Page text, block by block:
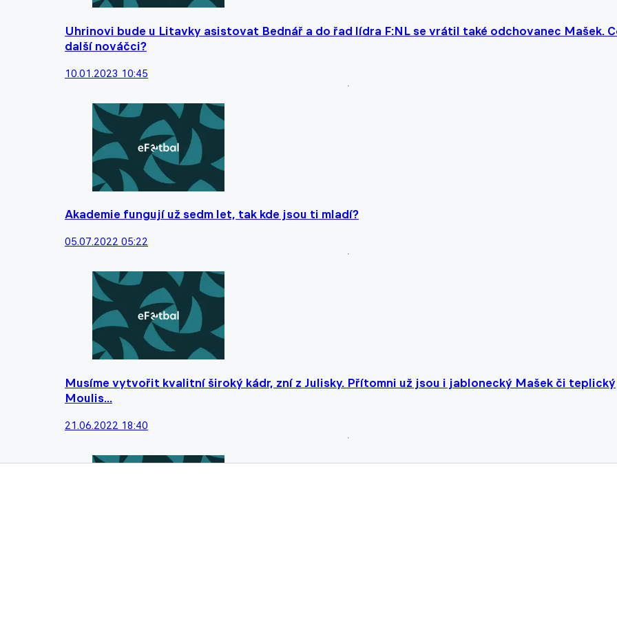
Uhrinovi bude u Litavky asistovat Bednář a do řad lídra F:NL se vrátil také odchovanec Mašek.
další nováčci?
10.01.2023 10:45
Akademie fungují už sedm let, tak kde jsou ti mladí?
05.07.2022 05:22
Musíme vytvořit kvalitní široký kádr, zní z Julisky. Přítomni už jsou i jablonecký Mašek či teplický
Moulis...
21.06.2022 18:40